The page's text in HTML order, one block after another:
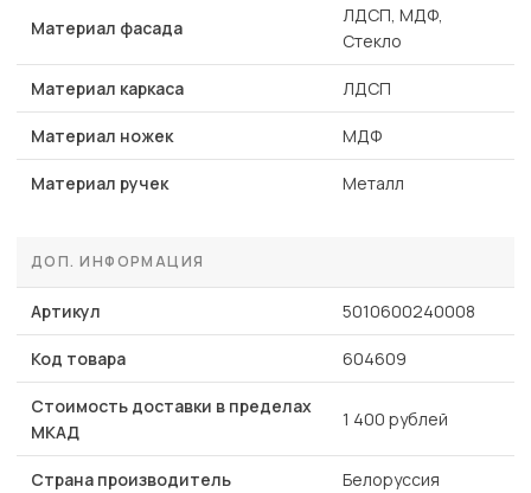
Материал фасада
ЛДСП, МДФ,
Стекло
Материал каркаса ЛДСП
Материал ножек МДФ
Материал ручек Металл
ДОП. ИНФОРМАЦИЯ
Артикул 5010600240008
Код товара 604609
Стоимость доставки в пределах
МКАД
1 400 рублей
Страна производитель Белоруссия